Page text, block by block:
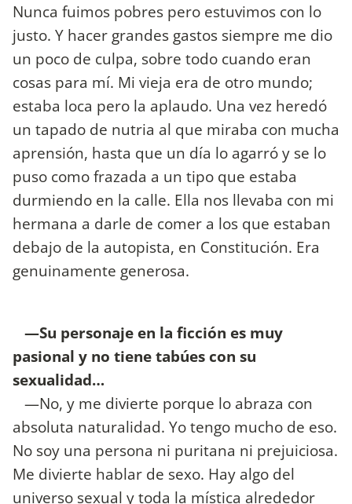
Nunca fuimos pobres pero estuvimos con lo
justo. Y hacer grandes gastos siempre me dio
un poco de culpa, sobre todo cuando eran
cosas para mí. Mi vieja era de otro mundo;
estaba loca pero la aplaudo. Una vez heredó
un tapado de nutria al que miraba con mucha
aprensión, hasta que un día lo agarró y se lo
puso como frazada a un tipo que estaba
durmiendo en la calle. Ella nos llevaba con mi
hermana a darle de comer a los que estaban
debajo de la autopista, en Constitución. Era
genuinamente generosa.
—Su personaje en la ficción es muy
pasional y no tiene tabúes con su
sexualidad…
—No, y me divierte porque lo abraza con
absoluta naturalidad. Yo tengo mucho de eso.
No soy una persona ni puritana ni prejuiciosa.
Me divierte hablar de sexo. Hay algo del
universo sexual y toda la mística alrededor